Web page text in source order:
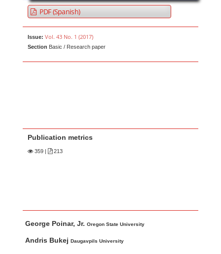
PDF (Spanish)
Issue: Vol. 43 No. 1 (2017)
Section Basic / Research paper
Publication metrics
359 | 213
u
t
George Poinar, Jr.Oregon State University
Andris BukejDaugavpils University